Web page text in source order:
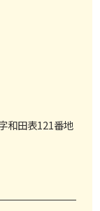
和田表121番地